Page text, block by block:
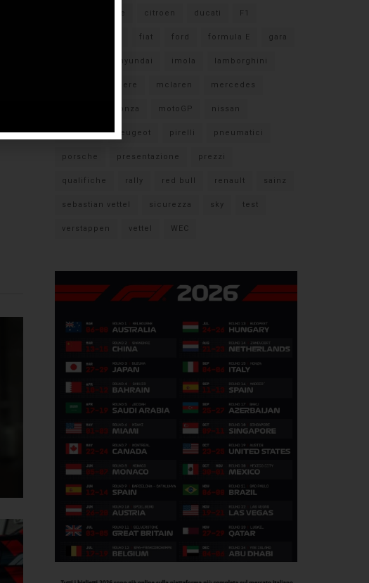
caratteristiche citroen ducati F1
fiat ford formula E gara
hyundai imola lamborghini
libere mclaren mercedes
monza motoGP nissan
orari TV peugeot pirelli pneumatici
porsche presentazione prezzi
qualifiche rally red bull renault sainz
sebastian vettel sicurezza sky test
verstappen vettel WEC